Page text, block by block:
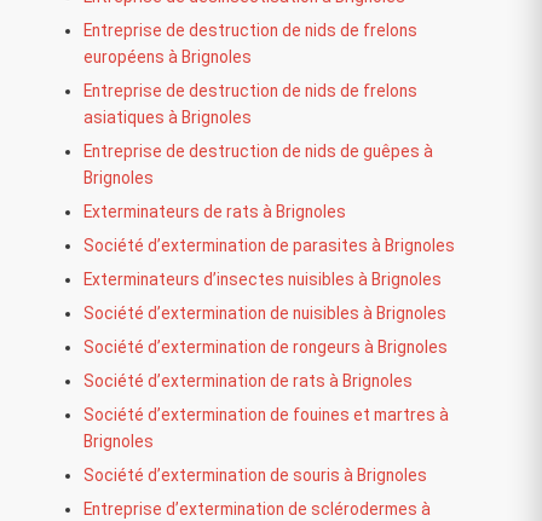
Entreprise de destruction de nids de frelons
européens à Brignoles
Entreprise de destruction de nids de frelons
asiatiques à Brignoles
Entreprise de destruction de nids de guêpes à
Brignoles
Exterminateurs de rats à Brignoles
Société d’extermination de parasites à Brignoles
Exterminateurs d’insectes nuisibles à Brignoles
Société d’extermination de nuisibles à Brignoles
Société d’extermination de rongeurs à Brignoles
Société d’extermination de rats à Brignoles
Société d’extermination de fouines et martres à
Brignoles
Société d’extermination de souris à Brignoles
Entreprise d’extermination de sclérodermes à